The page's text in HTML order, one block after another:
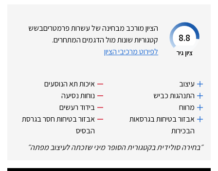
8.8
ציון גיר
הציון מורכב מבחינה של עשרות פרמטריםבשש
קטגוריות שונות מול הדגמים המתחרים.
לפירוט מרכיבי הציון
עיצוב
התנהגות כביש
מרווח
אבזור בטיחות בגרסאות
הבכירות
איכות תא הנוסעים
נוחות נסיעה
בידוד רעשים
אבזור בטיחות חסר בגרסת
הבסיס
״בחירה סולידית בקטגורית הסופר מיני שזכתה לעיצוב מפתה״